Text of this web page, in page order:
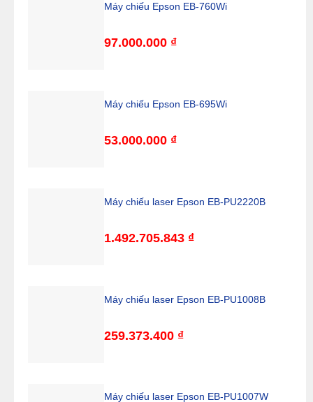
Máy chiếu Epson EB-760Wi
97.000.000 ₫
Máy chiếu Epson EB-695Wi
53.000.000 ₫
Máy chiếu laser Epson EB-PU2220B
1.492.705.843 ₫
Máy chiếu laser Epson EB-PU1008B
259.373.400 ₫
Máy chiếu laser Epson EB-PU1007W